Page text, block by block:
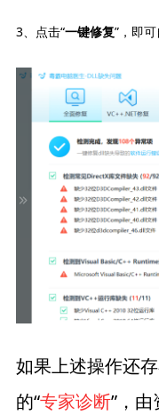
3、点击“一键修复”，即
如果上述操作还
的“专家诊断”，